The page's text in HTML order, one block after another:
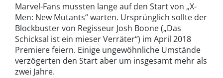
Marvel-Fans mussten lange auf den Start von „X-
Men: New Mutants“ warten. Ursprünglich sollte der
Blockbuster von Regisseur Josh Boone („Das
Schicksal ist ein mieser Verräter“) im April 2018
Premiere feiern. Einige ungewöhnliche Umstände
verzögerten den Start aber um insgesamt mehr als
zwei Jahre.